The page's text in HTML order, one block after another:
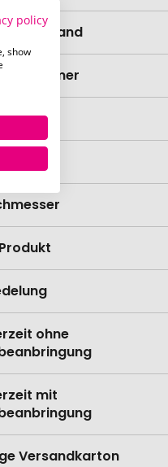
ohne
mit
Versandkarton
policy
show